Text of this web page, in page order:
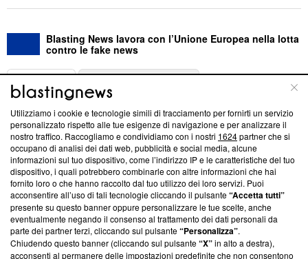
Blasting News lavora con l’Unione Europea nella lotta
contro le fake news
ABOUT
Questa sezione offre informazioni trasparenti su Blasting
News, sui nostri processi editoriali e su come ci impegniamo a
creare news di qualità. Inoltre, afferma la nostra aderenza a
‘Trust Project - News with Integrity’Blasting News non è
ancora membro del programma, ma ha richiesto di farne
parte; Trust Project non ha ancora effettuato una verifica di
conformità agli standard.
Su di noi
Utilizziamo i cookie e tecnologie simili di tracciamento per fornirti un servizio
personalizzato rispetto alle tue esigenze di navigazione e per analizzare il
nostro traffico. Raccogliamo e condividiamo con i nostri 1624partner che si
occupano di analisi dei dati web, pubblicità e social media, alcune
informazioni sul tuo dispositivo, come l’indirizzo IP e le caratteristiche del tuo
dispositivo, i quali potrebbero combinarle con altre informazioni che hai
fornito loro o che hanno raccolto dal tuo utilizzo dei loro servizi. Puoi
acconsentire all’uso di tali tecnologie cliccando il pulsante“Accetta tutti”
presente su questo banner oppure personalizzare le tue scelte, anche
eventualmente negando il consenso al trattamento dei dati personali da
parte dei partner terzi, cliccando sul pulsante“Personalizza”.
Chiudendo questo banner (cliccando sul pulsante“X”in alto a destra),
acconsenti al permanere delle impostazioni predefinite che non consentono